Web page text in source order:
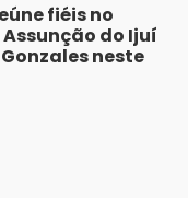
fiéis no
do Ijuí
neste